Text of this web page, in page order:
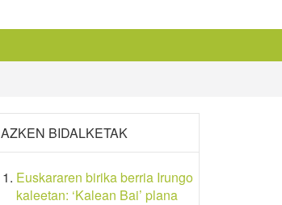
AZKEN BIDALKETAK
Euskararen birika berria Irungo
kaleetan: ‘Kalean Bai’ plana